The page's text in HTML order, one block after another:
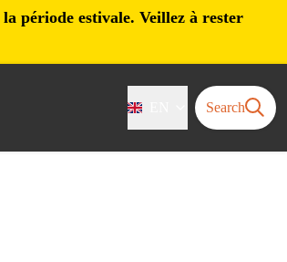
période estivale. Veillez à rester
Search